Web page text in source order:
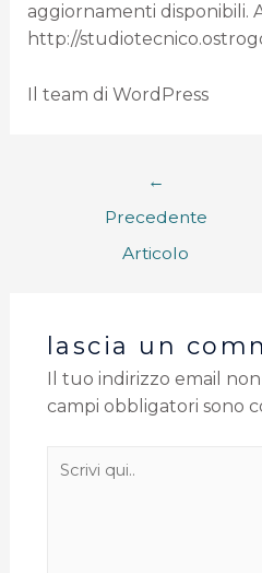
aggiornamenti disponibili.
http://
Il team di WordPress
←
Precedente
Articolo
lascia un
Il tuo indirizzo email
campi obbligatori sono